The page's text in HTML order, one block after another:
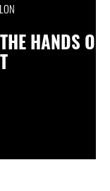
HANDS OF